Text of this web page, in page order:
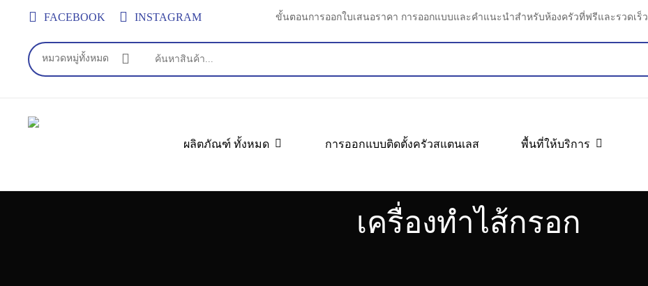
content
FACEBOOK INSTAGRAM ขั้นตอนการออกใบเสนอราคา การออกแบบและคำแนะนำสำหรับห้องครัวที่ฟรีและรวดเร็ว
หมวดหมู่ทั้งหมด
ผลิตภัณฑ์ ทั้งหมด การออกแบบติดตั้งครัวสแตนเลส พื้นที่ให้บริการ
เครื่องทำไส้กรอก